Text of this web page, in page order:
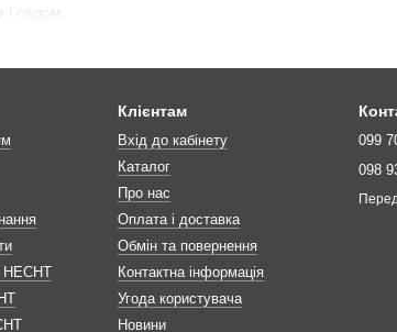
садом.
HECHT
Клієнтам
Вхід до кабінету
Каталог
Про нас
Оплата і доставка
Обмін та повернення
Контактна інформація
Угода користувача
Новини
099
098